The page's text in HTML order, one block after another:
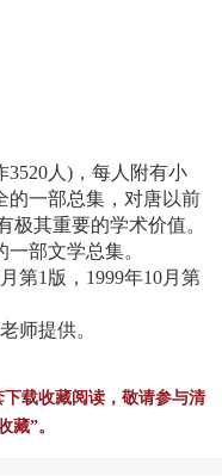
人)，每人附有小
的一部总集，对唐以前
极其重要的学术价值。
部文学总集。
1版，1999年10月第
师提供。
载收藏阅读，敬请参与清
藏”。